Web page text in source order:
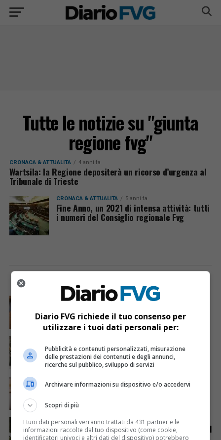
Tutte le notizie su "giunta
regione fvg"
CRONACA & ATTUALITÀ 4 anni fa
Wartsila: la Regione depositerà un ricorso d’urgenza al
Tribunale di Trieste
CRONACA & ATTUALITÀ 5 anni fa
Fine Anno, un 2021 di intensa attività: tutti
i numeri del Consiglio regionale Fvg
CRONACA & ATTUALITÀ 6 giorni fa
dietro il lusso un traffico di droga da milioni
Acqua da usare con cautela nell’Udinese: ecco tutte
le frazioni sotto osservazione
Mattia Ranghetti muore a 29 anni dopo la
ANIMALI 7 giorni fa
Gorizia-Budapest in carrozza, viaggio annullato per il
Diario FVG richiede il tuo consenso per
utilizzare i tuoi dati personali per:
Pubblicità e contenuti personalizzati, misurazione
delle prestazioni dei contenuti e degli annunci,
ricerche sul pubblico, sviluppo di servizi
Archiviare informazioni su dispositivo e/o accedervi
Scopri di più
I tuoi dati personali verranno trattati da 431 partner e le
informazioni raccolte dal tuo dispositivo (come cookie,
identificatori univoci e altri dati del dispositivo) potrebbero